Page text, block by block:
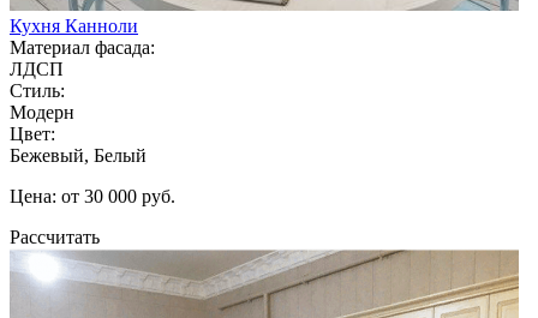
Кухня Канноли
Материал фасада:
ЛДСП
Стиль:
Модерн
Цвет:
Бежевый, Белый
Цена: от 30 000 руб.
Рассчитать